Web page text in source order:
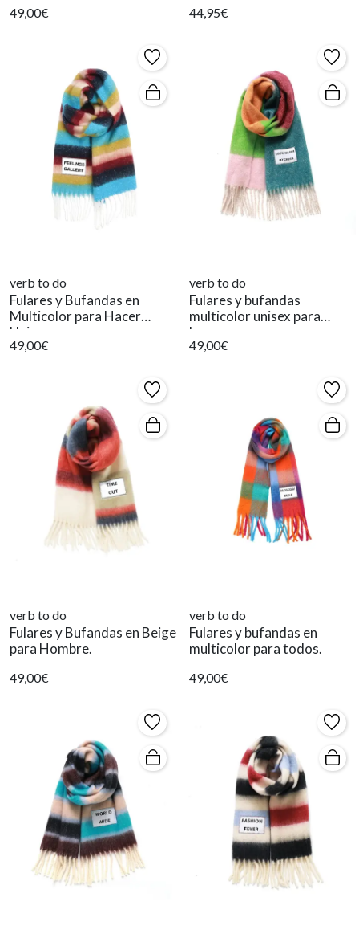
49,00€ 44,95€
verb to do
Fulares y Bufandas en
Multicolor para Hacer
Unisex.
49,00€
verb to do
Fulares y bufandas
multicolor unisex para
hacer.
49,00€
verb to do
Fulares y Bufandas en Beige
para Hombre.
49,00€
verb to do
Fulares y bufandas en
multicolor para todos.
49,00€